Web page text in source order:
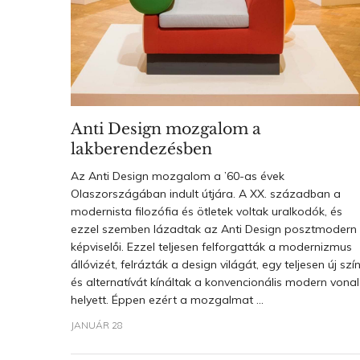
Anti Design mozgalom a
lakberendezésben
Az Anti Design mozgalom a ’60-as évek
Olaszországában indult útjára. A XX. században a
modernista filozófia és ötletek voltak uralkodók, és
ezzel szemben lázadtak az Anti Design posztmodern
képviselői. Ezzel teljesen felforgatták a modernizmus
állóvizét, felrázták a design világát, egy teljesen új
és alternatívát kínáltak a konvencionális modern vonal
helyett. Éppen ezért a mozgalmat ...
JANUÁR 28